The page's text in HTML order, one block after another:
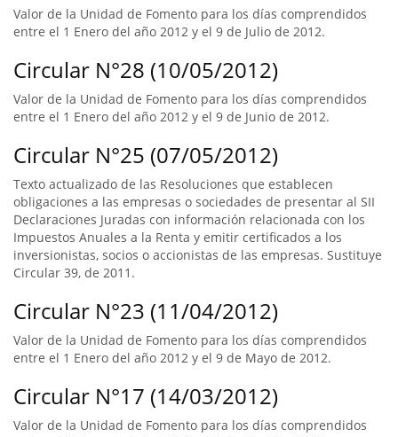
Valor de la Unidad de Fomento para los días comprendidos
entre el 1 Enero del año 2012 y el 9 de Julio de 2012.
Circular N°28 (10/05/2012)
Valor de la Unidad de Fomento para los días comprendidos
entre el 1 Enero del año 2012 y el 9 de Junio de 2012.
Circular N°25 (07/05/2012)
Texto actualizado de las Resoluciones que establecen
obligaciones a las empresas o sociedades de presentar al SII
Declaraciones Juradas con información relacionada con los
Impuestos Anuales a la Renta y emitir certificados a los
inversionistas, socios o accionistas de las empresas. Sustituye
Circular 39, de 2011.
Circular N°23 (11/04/2012)
Valor de la Unidad de Fomento para los días comprendidos
entre el 1 Enero del año 2012 y el 9 de Mayo de 2012.
Circular N°17 (14/03/2012)
Valor de la Unidad de Fomento para los días comprendidos